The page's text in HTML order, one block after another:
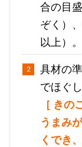
合の目
ぞく）
以上）。
具材の
でほぐ
［ きの
うまみ
くでき